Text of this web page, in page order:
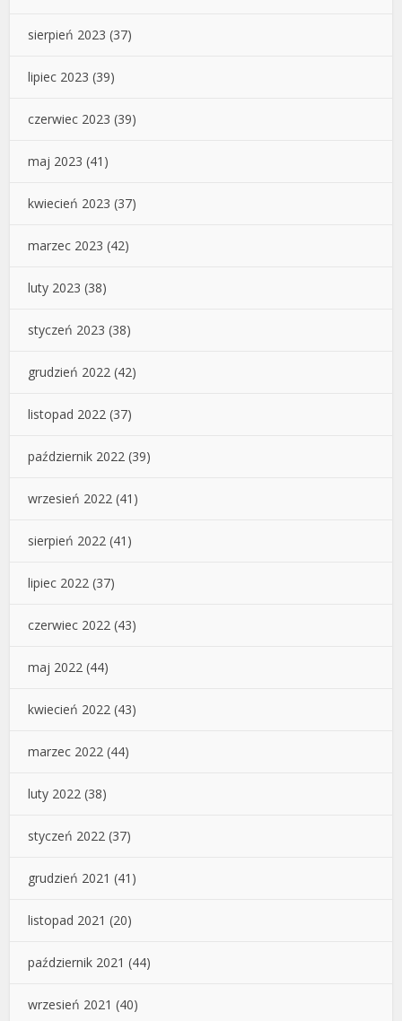
sierpień 2023 (37)
lipiec 2023 (39)
czerwiec 2023 (39)
maj 2023 (41)
kwiecień 2023 (37)
marzec 2023 (42)
luty 2023 (38)
styczeń 2023 (38)
grudzień 2022 (42)
listopad 2022 (37)
październik 2022 (39)
wrzesień 2022 (41)
sierpień 2022 (41)
lipiec 2022 (37)
czerwiec 2022 (43)
maj 2022 (44)
kwiecień 2022 (43)
marzec 2022 (44)
luty 2022 (38)
styczeń 2022 (37)
grudzień 2021 (41)
listopad 2021 (20)
październik 2021 (44)
wrzesień 2021 (40)